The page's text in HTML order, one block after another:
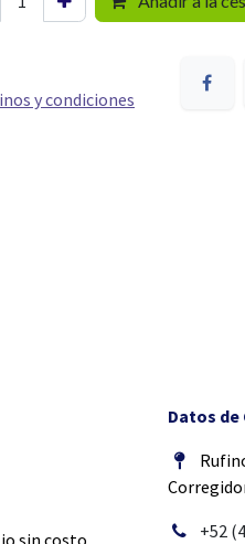
y condiciones
sin costo
Datos
+52